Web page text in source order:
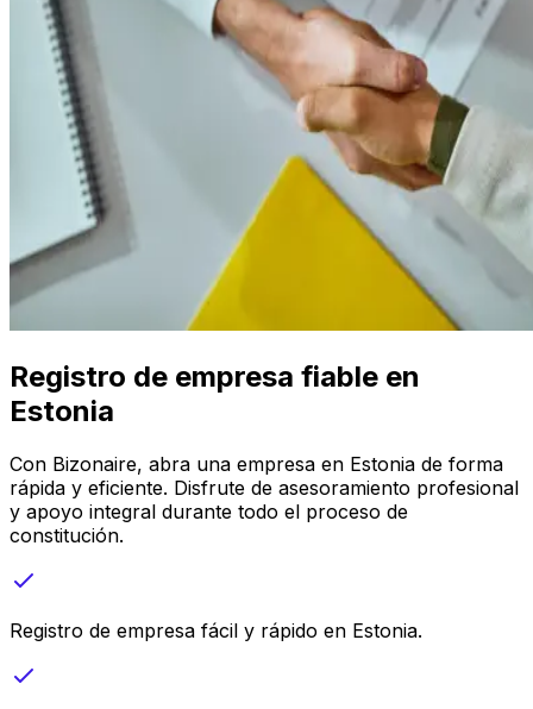
Registro de empresa fiable en
Estonia
Con Bizonaire, abra una empresa en Estonia de forma
rápida y eficiente. Disfrute de asesoramiento profesional
y apoyo integral durante todo el proceso de
constitución.
Registro de empresa fácil y rápido en Estonia.